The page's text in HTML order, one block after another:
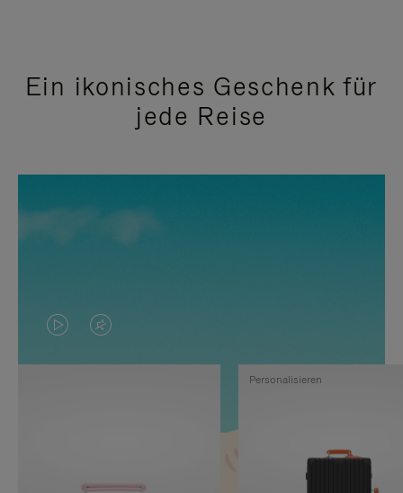
Ein ikonisches Geschenk für
jede Reise
DAS
VIDEO
VIDEO
IST
Personalisieren